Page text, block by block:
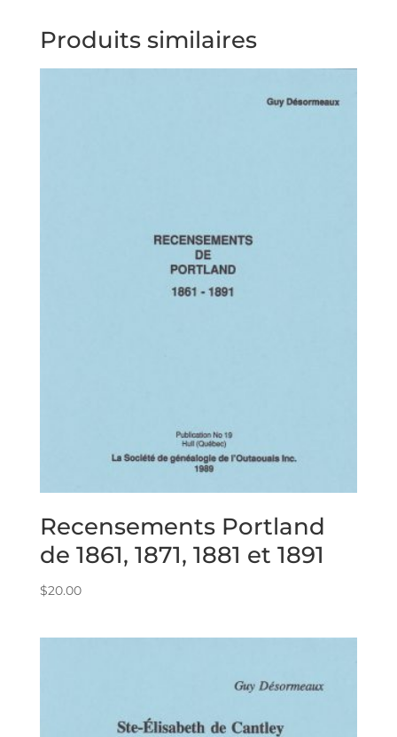
l’Évangéliste),
Produits similaires
Recensements Portland
de 1861, 1871, 1881 et 1891
$20.00